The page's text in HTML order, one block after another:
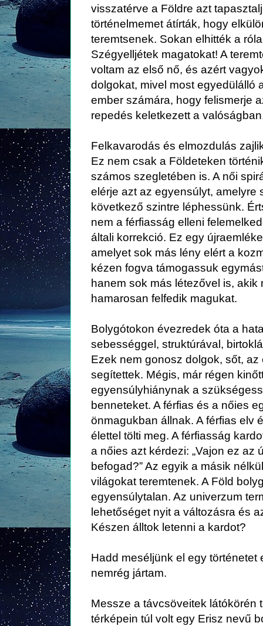
visszatérve a Földre azt
történelmemet átírták, hogy
teremtsenek. Sokan elhitték a
Szégyelljétek magatokat! A
voltam az első nő, és azért
dolgokat, mivel most egyedülálló
ember számára, hogy felismerje
repedés keletkezett a
Felkavarodás és elmozdulás
Ez nem csak a Földeteken
számos szegletében is. A női
elérje azt az egyensúlyt, amelyre
következő szintre léphessünk.
nem a férfiasság elleni
általi korrekció. Ez egy
amelyet sok más lény elért a
kézen fogva támogassuk
hanem sok más létezővel is, akik
hamarosan felfedik magukat.
Bolygótokon évezredek óta a
sebességgel, struktúrával,
Ezek nem gonosz dolgok, sőt,
segítettek. Mégis, már régen
egyensúlyhiánynak a
benneteket. A férfias és a nőies
önmagukban állnak. A férfias elv
élettel tölti meg. A férfiasság
a nőies azt kérdezi: „Vajon ez az
befogad?” Az egyik a másik
világokat teremtenek. A Föld
egyensúlytalan. Az univerzum
lehetőséget nyit a változásra és
Készen álltok letenni a kardot?
Hadd meséljünk el egy történetet
nemrég jártam.
Messze a távcsöveitek látókörén
térképein túl volt egy Erisz nevű